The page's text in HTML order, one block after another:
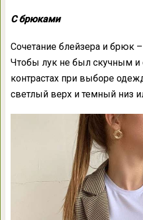
С брюками
Сочетание блейзера и брюк
Чтобы лук не был скучным и
контрастах при выборе
светлый верх и темный низ